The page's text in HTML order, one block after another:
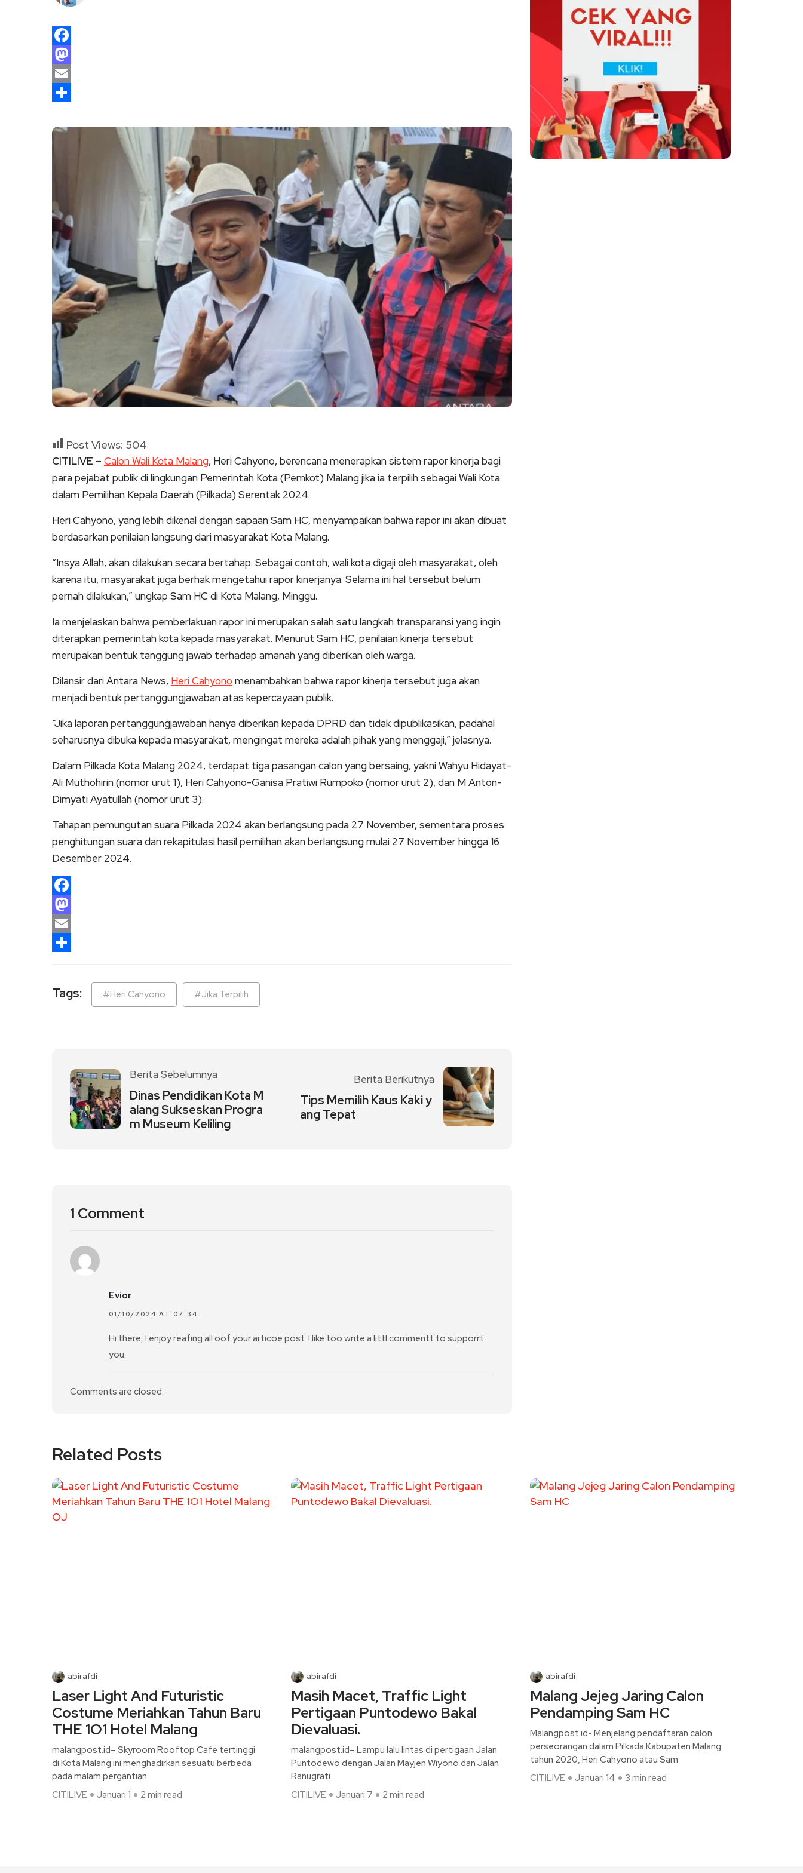
Facebook
Mastodon
Email
Post Views: 504
CITILIVE – Calon Wali Kota Malang, Heri Cahyono, berencana menerapkan sistem rapor kinerja bagi
para pejabat publik di lingkungan Pemerintah Kota (Pemkot) Malang jika ia terpilih sebagai Wali Kota
dalam Pemilihan Kepala Daerah (Pilkada) Serentak 2024.
Heri Cahyono, yang lebih dikenal dengan sapaan Sam HC, menyampaikan bahwa rapor ini akan dibuat
berdasarkan penilaian langsung dari masyarakat Kota Malang.
“Insya Allah, akan dilakukan secara bertahap. Sebagai contoh, wali kota digaji oleh masyarakat, oleh
karena itu, masyarakat juga berhak mengetahui rapor kinerjanya. Selama ini hal tersebut belum
pernah dilakukan,” ungkap Sam HC di Kota Malang, Minggu.
Ia menjelaskan bahwa pemberlakuan rapor ini merupakan salah satu langkah transparansi yang ingin
diterapkan pemerintah kota kepada masyarakat. Menurut Sam HC, penilaian kinerja tersebut
merupakan bentuk tanggung jawab terhadap amanah yang diberikan oleh warga.
Dilansir dari Antara News, Heri Cahyono menambahkan bahwa rapor kinerja tersebut juga akan
menjadi bentuk pertanggungjawaban atas kepercayaan publik.
“Jika laporan pertanggungjawaban hanya diberikan kepada DPRD dan tidak dipublikasikan, padahal
seharusnya dibuka kepada masyarakat, mengingat mereka adalah pihak yang menggaji,” jelasnya.
Dalam Pilkada Kota Malang 2024, terdapat tiga pasangan calon yang bersaing, yakni Wahyu Hidayat-
Ali Muthohirin (nomor urut 1), Heri Cahyono-Ganisa Pratiwi Rumpoko (nomor urut 2), dan M Anton-
Dimyati Ayatullah (nomor urut 3).
Tahapan pemungutan suara Pilkada 2024 akan berlangsung pada 27 November, sementara proses
penghitungan suara dan rekapitulasi hasil pemilihan akan berlangsung mulai 27 November hingga 16
Desember 2024.
Facebook
Mastodon
Email
Tags: #Heri Cahyono #Jika Terpilih
Berita Sebelumnya
Dinas Pendidikan Kota M
alang Sukseskan Progra
m Museum Keliling
Berita Berikutnya
Tips Memilih Kaus Kaki y
ang Tepat
1 Comment
Evior
01/10/2024 AT 07:34
Hi there, I enjoy reafing all oof your articoe post. I like too write a littl commentt to supporrt
you.
Comments are closed.
Related Posts
abirafdi
Laser Light And Futuristic
Costume Meriahkan Tahun Baru
THE 1O1 Hotel Malang
malangpost.id– Skyroom Rooftop Cafe tertinggi
di Kota Malang ini menghadirkan sesuatu berbeda
pada malam pergantian
CITILIVE
Januari 1 2 min read
abirafdi
Masih Macet, Traffic Light
Pertigaan Puntodewo Bakal
Dievaluasi.
malangpost.id– Lampu lalu lintas di pertigaan Jalan
Puntodewo dengan Jalan Mayjen Wiyono dan Jalan
Ranugrati
CITILIVE
Januari 7 2 min read
abirafdi
Malang Jejeg Jaring Calon
Pendamping Sam HC
Malangpost.id- Menjelang pendaftaran calon
perseorangan dalam Pilkada Kabupaten Malang
tahun 2020, Heri Cahyono atau Sam
CITILIVE
Januari 14 3 min read